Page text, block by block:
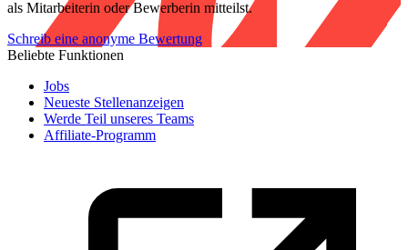
als Mitarbeiterin oder Bewerberin mitteilst.
Schreib eine anonyme Bewertung
Beliebte Funktionen
Jobs
Neueste Stellenanzeigen
Werde Teil unseres Teams
Affiliate-Programm